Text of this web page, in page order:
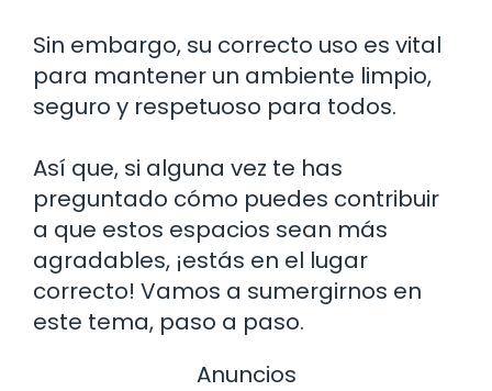
Sin embargo, su correcto uso es vital
para mantener un ambiente limpio,
seguro y respetuoso para todos.
Así que, si alguna vez te has
preguntado cómo puedes contribuir
a que estos espacios sean más
agradables, ¡estás en el lugar
correcto! Vamos a sumergirnos en
este tema, paso a paso.
Anuncios